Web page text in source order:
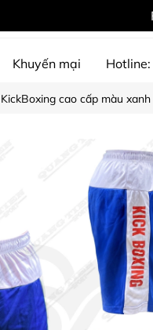
Khuyến mại
cao cấp màu xanh